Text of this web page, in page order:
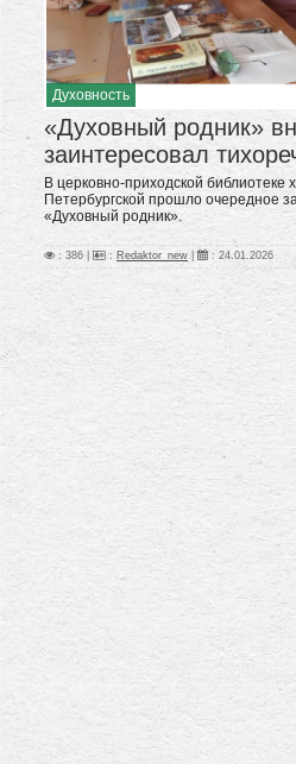
Духовность
«Духовный родник»
заинтересовал
В церковно-приходской библиотеке
Петербургской прошло очередное
«Духовный родник».
: 386 | : Redaktor_new : 24.01.2026